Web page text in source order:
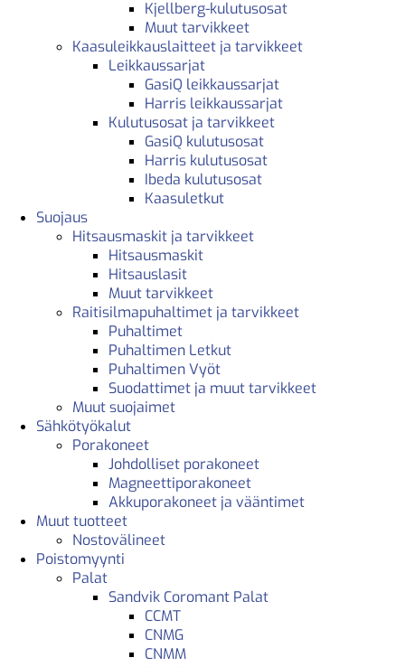
Kjellberg-kulutusosat
Muut tarvikkeet
Kaasuleikkauslaitteet ja tarvikkeet
Leikkaussarjat
GasiQ leikkaussarjat
Harris leikkaussarjat
Kulutusosat ja tarvikkeet
GasiQ kulutusosat
Harris kulutusosat
Ibeda kulutusosat
Kaasuletkut
Suojaus
Hitsausmaskit ja tarvikkeet
Hitsausmaskit
Hitsauslasit
Muut tarvikkeet
Raitisilmapuhaltimet ja tarvikkeet
Puhaltimet
Puhaltimen Letkut
Puhaltimen Vyöt
Suodattimet ja muut tarvikkeet
Muut suojaimet
Sähkötyökalut
Porakoneet
Johdolliset porakoneet
Magneettiporakoneet
Akkuporakoneet ja vääntimet
Muut tuotteet
Nostovälineet
Poistomyynti
Palat
Sandvik Coromant Palat
CCMT
CNMG
CNMM